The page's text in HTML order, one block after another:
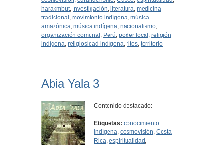
harakmbut, investigación, literatura, medicina
tradicional , movimiento indígena, música
amazónica, música indígena, nacionalismo,
organización comunal , Perú, poder local , religión
indígena, religiosidad indígena, ritos, territorio
Abia Yala 3
Contenido destacado:
...............................................
Etiquetas: conocimiento
indígena,cosmovisión,Costa
Rica,espiritualidad ,